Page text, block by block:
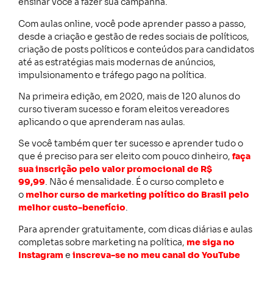
Com aulas online, você pode aprender passo a passo,
desde a criação e gestão de redes sociais de políticos,
criação de posts políticos e conteúdos para candidatos
até as estratégias mais modernas de anúncios,
impulsionamento e tráfego pago na política.
Na primeira edição, em 2020, mais de 120 alunos do
curso tiveram sucesso e foram eleitos vereadores
aplicando o que aprenderam nas aulas.
Se você também quer ter sucesso e aprender tudo o
que é preciso para ser eleito com pouco dinheiro, faça
sua inscrição pelo valor promocional de R$
99,99. Não é mensalidade. É o curso completo e
o melhor curso de marketing político do Brasil pelo
melhor custo-benefício.
Para aprender gratuitamente, com dicas diárias e aulas
completas sobre marketing na política, me siga no
Instagram e inscreva-se no meu canal do YouTube